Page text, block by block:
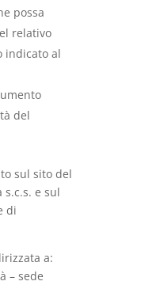
possa
relativo
indicato al
del
sul sito del
s.c.s. e sul
di
a:
– sede